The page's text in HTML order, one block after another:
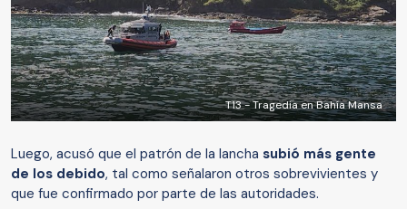
T13 - Tragedia en Bahía Mansa
Luego, acusó que el patrón de la lancha subió más gente
de los debido, tal como señalaron otros sobrevivientes y
que fue confirmado por parte de las autoridades.